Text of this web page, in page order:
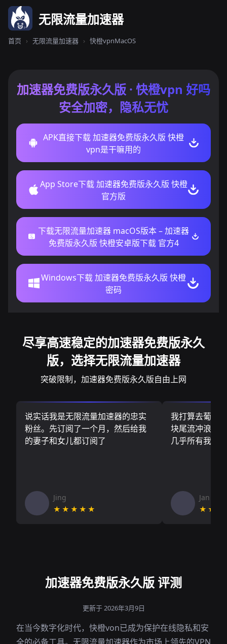
无限流量加速器
首页 › 无限流量加速器 › 快橙vpnMacOS
加速器免费版永久版 · 快橙vpn 好吗
安全加密，隐私无忧
APK直接下载 加速器免费版永久版 快橙
vpn是干嘛用的
App Store下载 加速器免费版永久版 快橙
官方版
下载无限流量加速器 macOS版本 – 加速器
免费版永久版 快橙安卓版下载 官方4
Windows下载 加速器免费版永久版 快橙
密码
尽享高速稳定的加速器免费版永久
版，选择无限流量加速器
突破限制，加速器免费版永久版自由上网
说实话我是无限流量加速器的忠实
粉丝。先订阅了一个月，然后给我
的妻子和女儿都订阅了
Jing
★★★★★
我打算去葡萄
块尾流冲浪板
几乎所有我需
Jan V
加速器免费版永久版 评测
更新于 2026年3月9日
在当今数字化时代，快橙von已成为保护在线隐私和安